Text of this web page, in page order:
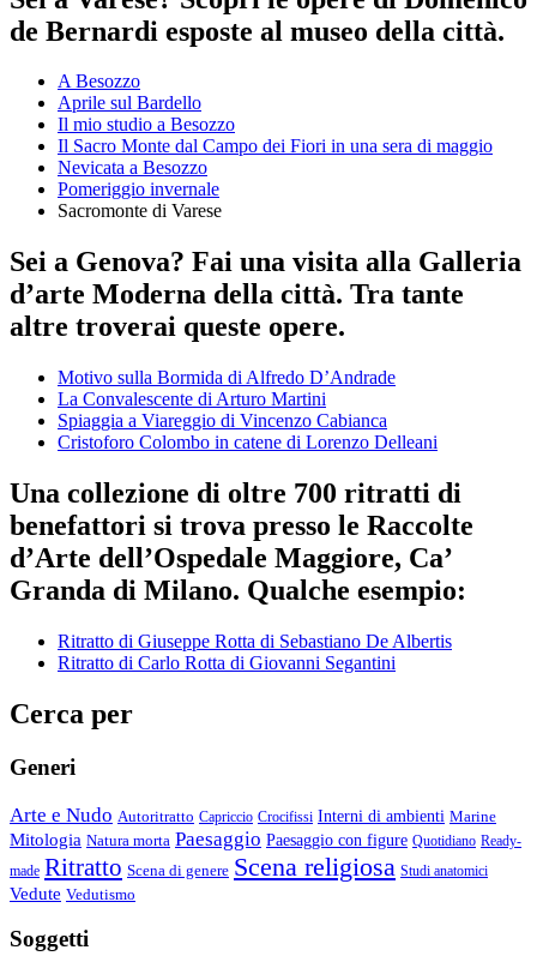
de Bernardi esposte al museo della città.
A Besozzo
Aprile sul Bardello
Il mio studio a Besozzo
Il Sacro Monte dal Campo dei Fiori in una sera di maggio
Nevicata a Besozzo
Pomeriggio invernale
Sacromonte di Varese
Sei a Genova? Fai una visita alla Galleria
d’arte Moderna della città. Tra tante
altre troverai queste opere.
Motivo sulla Bormida di Alfredo D’Andrade
La Convalescente di Arturo Martini
Spiaggia a Viareggio di Vincenzo Cabianca
Cristoforo Colombo in catene di Lorenzo Delleani
Una collezione di oltre 700 ritratti di
benefattori si trova presso le Raccolte
d’Arte dell’Ospedale Maggiore, Ca’
Granda di Milano. Qualche esempio:
Ritratto di Giuseppe Rotta di Sebastiano De Albertis
Ritratto di Carlo Rotta di Giovanni Segantini
Cerca per
Generi
Arte e Nudo Autoritratto Capriccio Crocifissi Interni di ambienti Marine
Mitologia Natura morta Paesaggio Paesaggio con figure Quotidiano Ready-
made Ritratto Scena di genere Scena religiosa Studi anatomici
Vedute Vedutismo
Soggetti